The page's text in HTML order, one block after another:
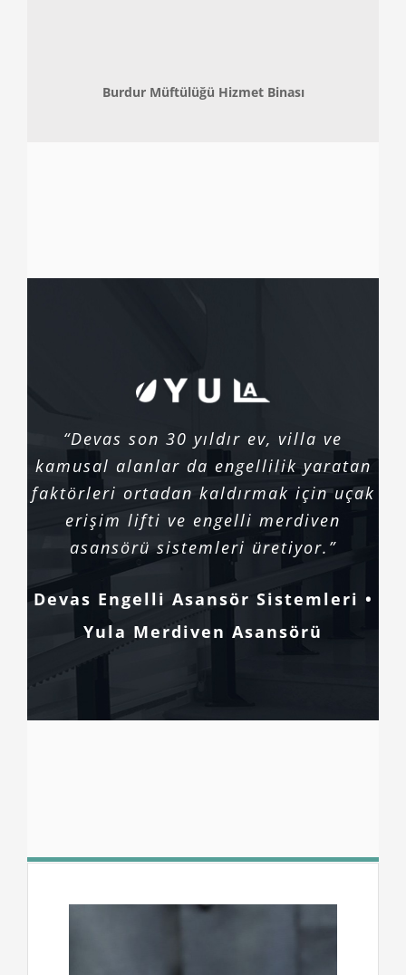
Burdur Müftülüğü Hizmet Binası
“Devas son 30 yıldır ev, villa ve
kamusal alanlar da engellilik yaratan
faktörleri ortadan kaldırmak için uçak
erişim lifti ve engelli merdiven
asansörü sistemleri üretiyor.”
Devas Engelli Asansör Sistemleri •
Yula Merdiven Asansörü